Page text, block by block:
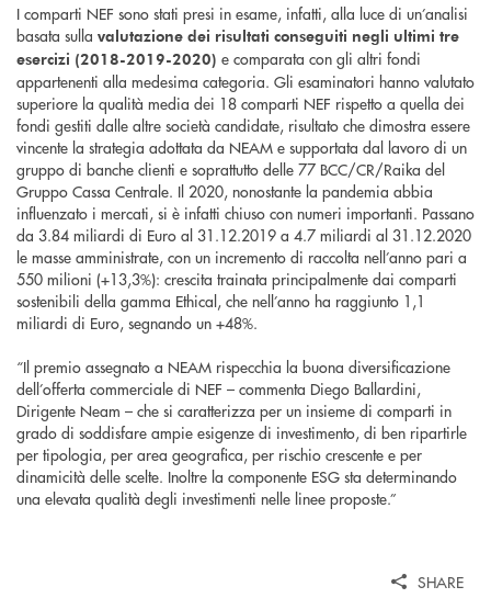
I comparti NEF sono stati presi in esame, infatti, alla luce di un’analisi
basata sulla valutazione dei risultati conseguiti negli ultimi tre
esercizi (2018-2019-2020) e comparata con gli altri fondi
appartenenti alla medesima categoria. Gli esaminatori hanno valutato
superiore la qualità media dei 18 comparti NEF rispetto a quella dei
fondi gestiti dalle altre società candidate, risultato che dimostra essere
vincente la strategia adottata da NEAM e supportata dal lavoro di un
gruppo di banche clienti e soprattutto delle 77 BCC/CR/Raika del
Gruppo Cassa Centrale. Il 2020, nonostante la pandemia abbia
influenzato i mercati, si è infatti chiuso con numeri importanti. Passano
da 3.84 miliardi di Euro al 31.12.2019 a 4.7 miliardi al 31.12.2020
le masse amministrate, con un incremento di raccolta nell’anno pari a
550 milioni (+13,3%): crescita trainata principalmente dai comparti
sostenibili della gamma Ethical, che nell’anno ha raggiunto 1,1
miliardi di Euro, segnando un +48%.
“Il premio assegnato a NEAM rispecchia la buona diversificazione
dell’offerta commerciale di NEF – commenta Diego Ballardini,
Dirigente Neam – che si caratterizza per un insieme di comparti in
grado di soddisfare ampie esigenze di investimento, di ben ripartirle
per tipologia, per area geografica, per rischio crescente e per
dinamicità delle scelte. Inoltre la componente ESG sta determinando
una elevata qualità degli investimenti nelle linee proposte.”
SHARE